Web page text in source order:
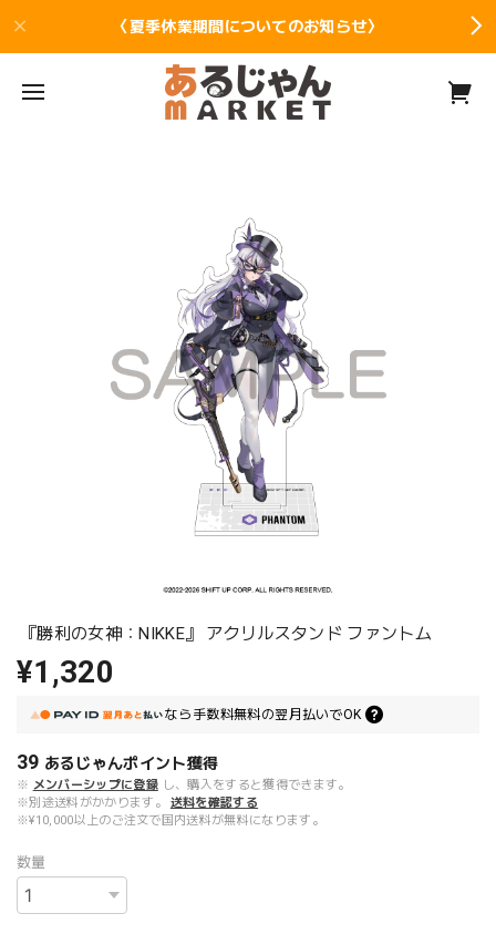
〈夏季休業期間についてのお知らせ〉
『勝利の女神：NIKKE』 アクリルスタンド ファントム
¥1,320
なら 手数料無料の翌月払いでOK
39 あるじゃんポイント獲得
※ メンバーシップに登録 し、購入をすると獲得できます。
※別途送料がかかります。
送料を確認する
※¥10,000以上のご注文で国内送料が無料になります。
数量